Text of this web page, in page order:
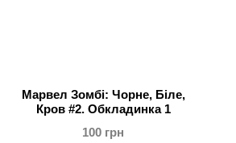
Марвел Зомбі: Чорне, Біле,
Кров #2. Обкладинка 1
100 грн